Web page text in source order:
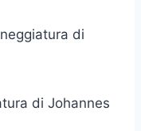
di
di Johannes